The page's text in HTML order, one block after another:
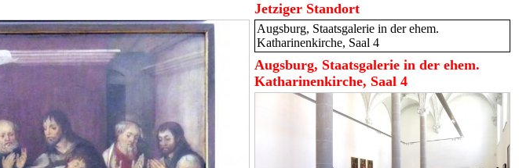
Jetziger Standort
Augsburg, Staatsgalerie in der ehem.
Katharinenkirche, Saal 4
Augsburg, Staatsgalerie in der ehem.
Katharinenkirche, Saal 4